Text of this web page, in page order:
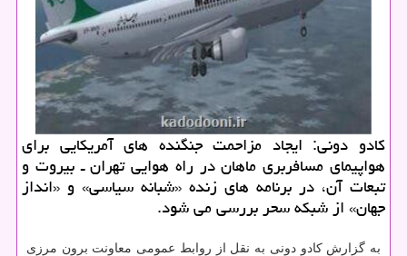
كادو دونی: ایجاد مزاحمت جنگنده های آمریكایی برای
هواپیمای مسافربری ماهان در راه هوایی تهران ـ بیروت و
تبعات آن، در برنامه های زنده «شبانه سیاسی» و «انداز
جهان» از شبكه سحر بررسی می شود.
به گزارش کادو دونی به نقل از روابط عمومی معاونت برون مرزی